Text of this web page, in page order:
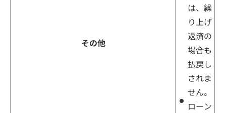
その他
は、繰
り上げ
返済の
場合も
払戻し
されま
せん。
ローン